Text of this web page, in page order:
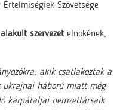
Szövetsége
szervezetelnökének,
akik csatlakoztak a
ukrajnai háború miatt még
kárpátaljai nemzettársaik